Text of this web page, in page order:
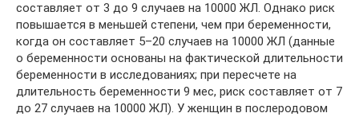
составляет от 3 до 9 случаев на 10000 ЖЛ. Однако риск
повышается в меньшей степени, чем при беременности,
когда он составляет 5–20 случаев на 10000 ЖЛ (данные
о беременности основаны на фактической длительности
беременности в исследованиях; при пересчете на
длительность беременности 9 мес, риск составляет от 7
до 27 случаев на 10000 ЖЛ). У женщин в послеродовом